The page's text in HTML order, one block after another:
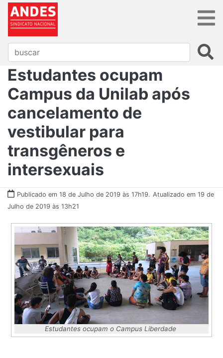
Estudantes ocupam
Campus da Unilab após
cancelamento de
vestibular para
transgêneros e
intersexuais
Publicado em 18 de Julho de 2019 às 17h19. Atualizado em 19 de
Julho de 2019 às 13h21
Estudantes ocupam o Campus Liberdade